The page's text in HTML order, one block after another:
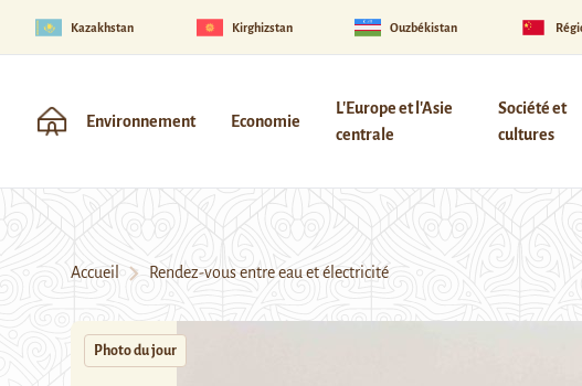
Kazakhstan Kirghizstan Ouzbékistan
Environnement Economie
L'Europe et l'Asie
centrale
Société et
cultures
Accueil Rendez-vous entre eau et électricité
Photo du jour